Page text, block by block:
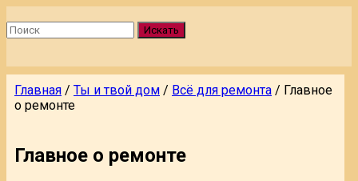
Искать
Главная / Ты и твой дом / Всё для ремонта / Главное
о ремонте
Главное о ремонте